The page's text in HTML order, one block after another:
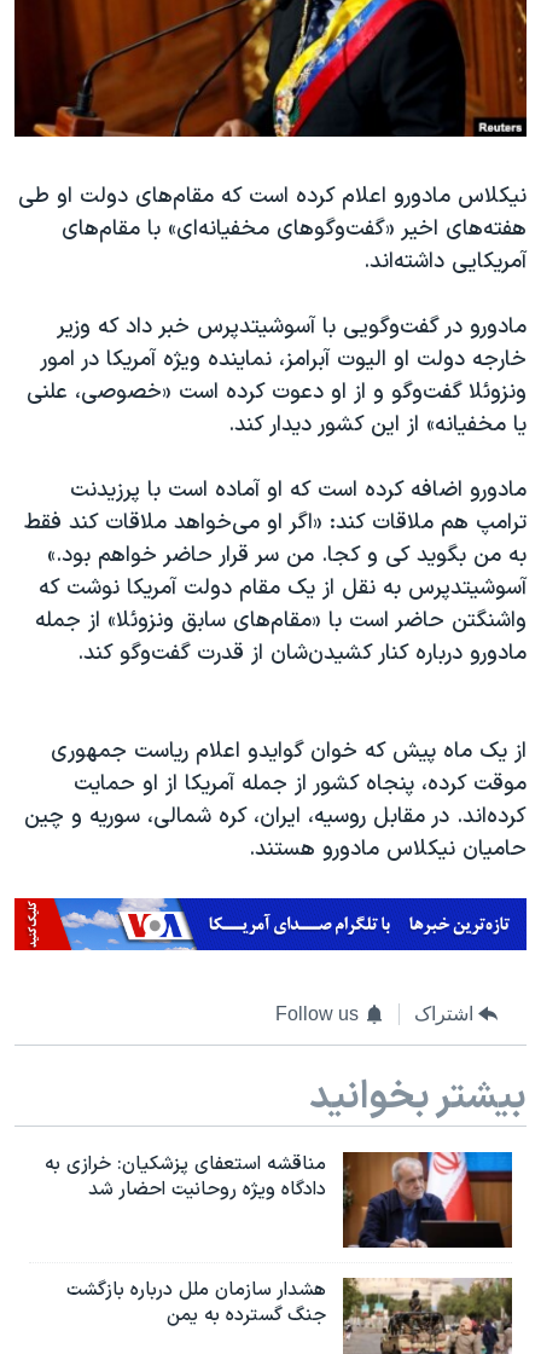
فرهنگ و زندگی
حقوق شهروندی
اقتصادی
اسرائیل در جنگ
گالری عکس
مستندها
انتخابات ریاست جمهوری آمریکا ۲۰۲۴
حمله جمهوری اسلامی به اسرائیل
ورزش زنان در ایران
اعتراضات زن، زندگی، آزادی
تریبونال مردمی آبان ۹۸
دادگاه حمید نوری
چهل سال گروگان‌گیری
اعتراضات مردمی آبان ۹۸
اسرائیل در جنگ
نرگس محمدی برنده جایزه نوبل صلح
همایش محافظه‌کاران آمریکا «سی‌پک»
دنبال کنید
زبانهای مختلف
نیکلاس مادورو اعلام کرده است که مقام‌های دولت او طی
هفته‌های اخیر «گفت‌وگوهای مخفیانه‌ای» با مقام‌های
آمریکایی داشته‌اند.
مادورو در گفت‌وگویی با آسوشیتدپرس خبر داد که وزیر
خارجه دولت او الیوت آبرامز، نماینده ویژه آمریکا در امور
ونزوئلا گفت‌وگو و از او دعوت کرده است «خصوصی، علنی
یا مخفیانه» از این کشور دیدار کند.
مادورو اضافه کرده است که او آماده است با پرزیدنت
ترامپ هم ملاقات کند: «اگر او می‌خواهد ملاقات کند فقط
به من بگوید کی و کجا. من سر قرار حاضر خواهم بود.»
آسوشیتدپرس به نقل از یک مقام دولت آمریکا نوشت که
واشنگتن حاضر است با «مقام‌های سابق ونزوئلا» از جمله
مادورو درباره کنار کشیدن‌شان از قدرت گفت‌وگو کند.
از یک ماه پیش که خوان گوایدو اعلام ریاست جمهوری
موقت کرده، پنجاه کشور از جمله آمریکا از او حمایت
کرده‌اند. در مقابل روسیه، ایران، کره شمالی، سوریه و چین
حامیان نیکلاس مادورو هستند.
اشتراک Follow us
بیشتر بخوانید
مناقشه استعفای پزشکیان: خرازی به
دادگاه ویژه روحانیت احضار شد
هشدار سازمان ملل درباره بازگشت
جنگ گسترده به یمن